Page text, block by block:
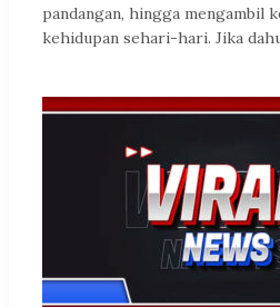
pandangan, hingga mengambil
kehidupan sehari-hari. Jika